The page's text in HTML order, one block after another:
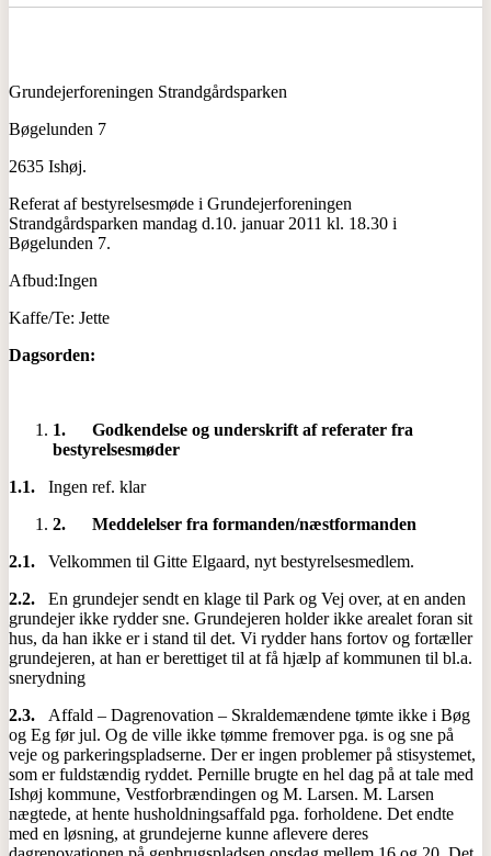
Grundejerforeningen Strandgårdsparken
Bøgelunden 7
2635 Ishøj.
Referat af bestyrelsesmøde i Grundejerforeningen
Strandgårdsparken mandag d.10. januar 2011 kl. 18.30 i
Bøgelunden 7.
Afbud:Ingen
Kaffe/Te: Jette
Dagsorden:
1. Godkendelse og underskrift af referater fra
bestyrelsesmøder
1.1. Ingen ref. klar
2. Meddelelser fra formanden/næstformanden
2.1. Velkommen til Gitte Elgaard, nyt bestyrelsesmedlem.
2.2. En grundejer sendt en klage til Park og Vej over, at en anden
grundejer ikke rydder sne. Grundejeren holder ikke arealet foran sit
hus, da han ikke er i stand til det. Vi rydder hans fortov og fortæller
grundejeren, at han er berettiget til at få hjælp af kommunen til bl.a.
snerydning
2.3. Affald – Dagrenovation – Skraldemændene tømte ikke i Bøg
og Eg før jul. Og de ville ikke tømme fremover pga. is og sne på
veje og parkeringspladserne. Der er ingen problemer på stisystemet,
som er fuldstændig ryddet. Pernille brugte en hel dag på at tale med
Ishøj kommune, Vestforbrændingen og M. Larsen. M. Larsen
nægtede, at hente husholdningsaffald pga. forholdene. Det endte
med en løsning, at grundejerne kunne aflevere deres